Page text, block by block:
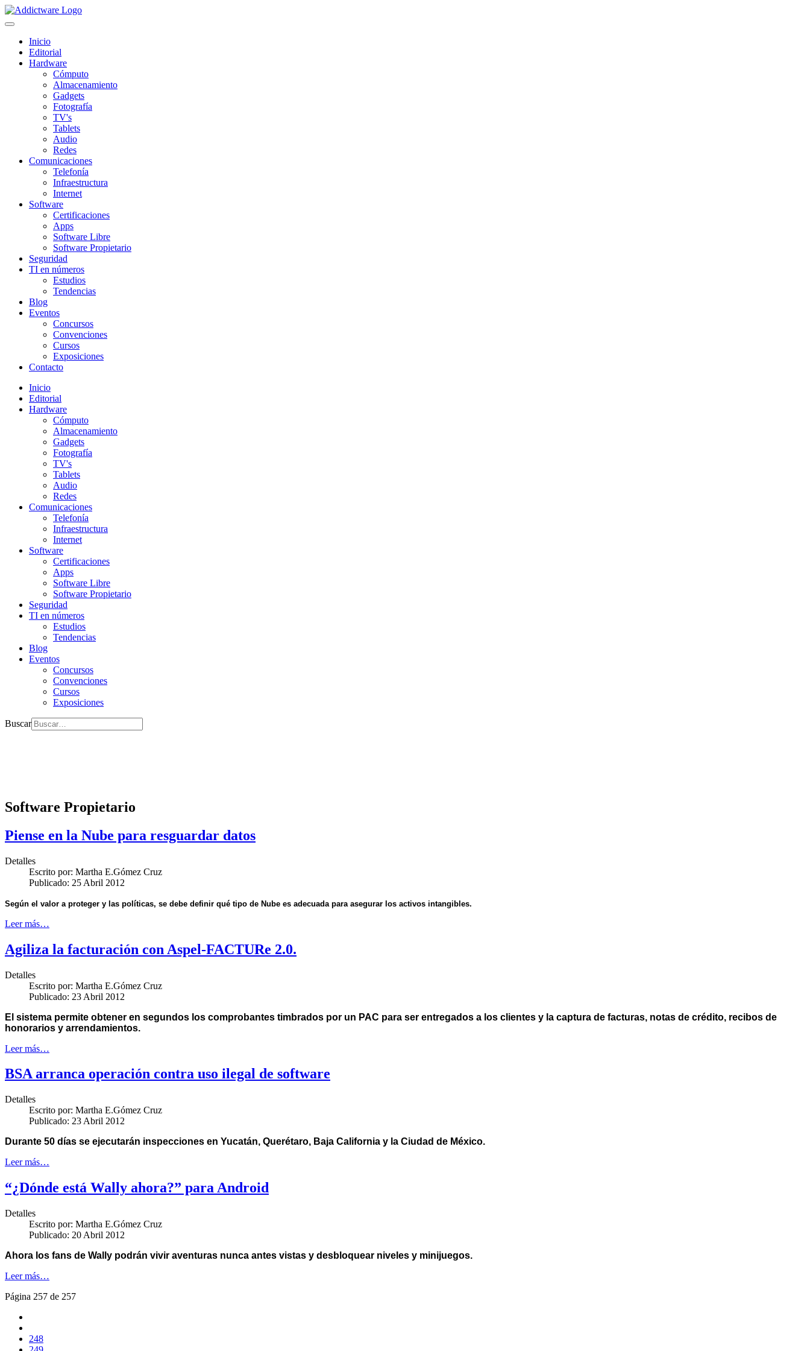
Inicio
Editorial
Hardware
Cómputo
Almacenamiento
Gadgets
Fotografía
TV's
Tablets
Audio
Redes
Comunicaciones
Telefonía
Infraestructura
Internet
Software
Certificaciones
Apps
Software Libre
Software Propietario
Seguridad
TI en números
Estudios
Tendencias
Blog
Eventos
Concursos
Convenciones
Cursos
Exposiciones
Contacto
Inicio
Editorial
Hardware
Cómputo
Almacenamiento
Gadgets
Fotografía
TV's
Tablets
Audio
Redes
Comunicaciones
Telefonía
Infraestructura
Internet
Software
Certificaciones
Apps
Software Libre
Software Propietario
Seguridad
TI en números
Estudios
Tendencias
Blog
Eventos
Concursos
Convenciones
Cursos
Exposiciones
Buscar
Software Propietario
Piense en la Nube para resguardar datos
Detalles
Escrito por: Martha E.Gómez Cruz
Publicado: 25 Abril 2012
Según el valor a proteger y las políticas, se debe definir qué tipo de Nube es adecuada para asegurar los activos intangibles.
Leer más…
Agiliza la facturación con Aspel-FACTURe 2.0.
Detalles
Escrito por: Martha E.Gómez Cruz
Publicado: 23 Abril 2012
El sistema permite obtener en segundos los comprobantes timbrados por un PAC para ser entregados a los clientes y la captura de facturas, notas de crédito, recibos de
honorarios y arrendamientos.
Leer más…
BSA arranca operación contra uso ilegal de software
Detalles
Escrito por: Martha E.Gómez Cruz
Publicado: 23 Abril 2012
Durante 50 días se ejecutarán inspecciones en Yucatán, Querétaro, Baja California y la Ciudad de México.
Leer más…
“¿Dónde está Wally ahora?” para Android
Detalles
Escrito por: Martha E.Gómez Cruz
Publicado: 20 Abril 2012
Ahora los fans de Wally podrán vivir aventuras nunca antes vistas y desbloquear niveles y minijuegos.
Leer más…
Página 257 de 257
248